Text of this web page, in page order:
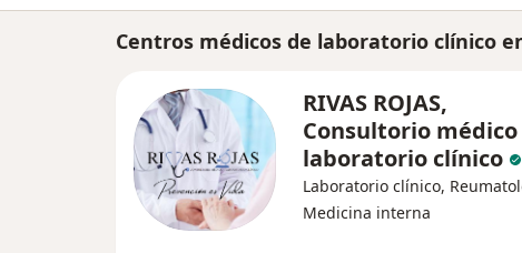
Centros médicos de laboratorio clínico
RIVAS ROJAS,
Consultorio médico
laboratorio clínico
Laboratorio clínico,
Medicina interna